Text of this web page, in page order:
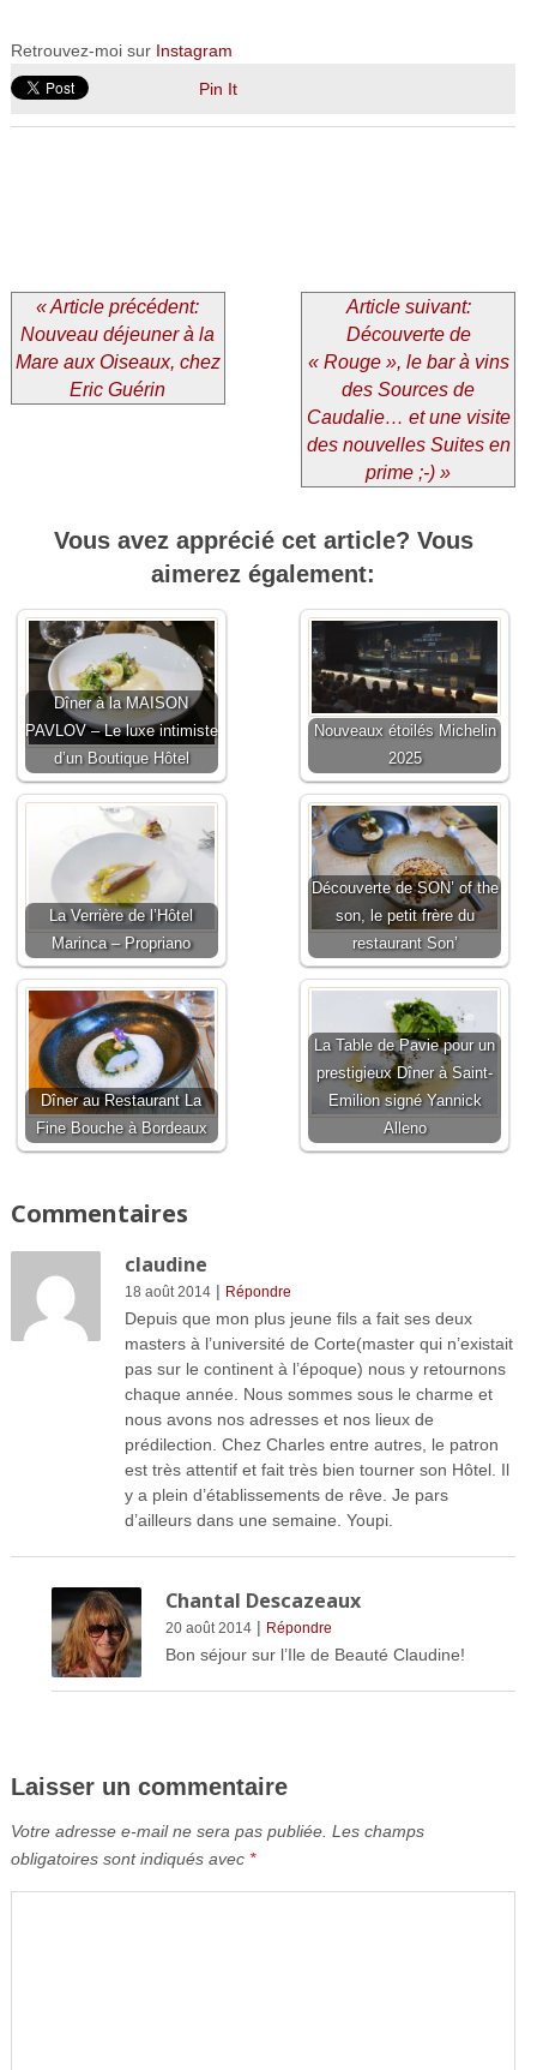
Retrouvez-moi sur Instagram
Pin It
« Article précédent:
Nouveau déjeuner à la
Mare aux Oiseaux, chez
Eric Guérin
Article suivant:
Découverte de
« Rouge », le bar à vins
des Sources de
Caudalie… et une visite
des nouvelles Suites en
prime ;-) »
Vous avez apprécié cet article? Vous
aimerez également:
Dîner à la MAISON
PAVLOV – Le luxe intimiste
d’un Boutique Hôtel
Nouveaux étoilés Michelin
2025
La Verrière de l’Hôtel
Marinca – Propriano
Découverte de SON’ of the
son, le petit frère du
restaurant Son’
Dîner au Restaurant La
Fine Bouche à Bordeaux
La Table de Pavie pour un
prestigieux Dîner à Saint-
Emilion signé Yannick
Alleno
Commentaires
claudine
18 août 2014| Répondre
Depuis que mon plus jeune fils a fait ses deux
masters à l’université de Corte(master qui n’existait
pas sur le continent à l’époque) nous y retournons
chaque année. Nous sommes sous le charme et
nous avons nos adresses et nos lieux de
prédilection. Chez Charles entre autres, le patron
est très attentif et fait très bien tourner son Hôtel. Il
y a plein d’établissements de rêve. Je pars
d’ailleurs dans une semaine. Youpi.
Chantal Descazeaux
20 août 2014| Répondre
Bon séjour sur l’Ile de Beauté Claudine!
Laisser un commentaire
Votre adresse e-mail ne sera pas publiée. Les champs
obligatoires sont indiqués avec *